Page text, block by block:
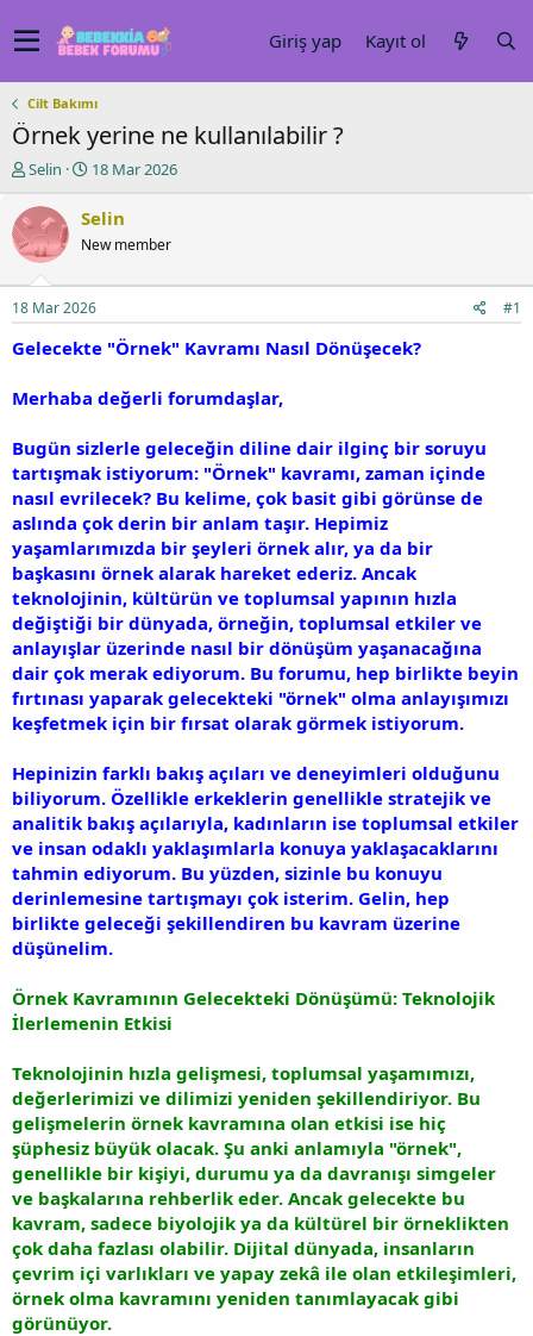
Giriş yap Kayıt ol
Cilt Bakımı
Örnek yerine ne kullanılabilir ?
K
n
u
y
a
l
t
n
Selin
B
ş
l
a
ı
t
r
h
i
18 Mar 2026
Selin
New member
18 Mar 2026 #1
Gelecekte "Örnek" Kavramı Nasıl Dönüşecek?
Merhaba değerli forumdaşlar,
Bugün sizlerle geleceğin diline dair ilginç bir soruyu
tartışmak istiyorum: "Örnek" kavramı, zaman içinde
nasıl evrilecek? Bu kelime, çok basit gibi görünse de
aslında çok derin bir anlam taşır. Hepimiz
yaşamlarımızda bir şeyleri örnek alır, ya da bir
başkasını örnek alarak hareket ederiz. Ancak
teknolojinin, kültürün ve toplumsal yapının hızla
değiştiği bir dünyada, örneğin, toplumsal etkiler ve
anlayışlar üzerinde nasıl bir dönüşüm yaşanacağına
dair çok merak ediyorum. Bu forumu, hep birlikte beyin
fırtınası yaparak gelecekteki "örnek" olma anlayışımızı
keşfetmek için bir fırsat olarak görmek istiyorum.
Hepinizin farklı bakış açıları ve deneyimleri olduğunu
biliyorum. Özellikle erkeklerin genellikle stratejik ve
analitik bakış açılarıyla, kadınların ise toplumsal etkiler
ve insan odaklı yaklaşımlarla konuya yaklaşacaklarını
tahmin ediyorum. Bu yüzden, sizinle bu konuyu
derinlemesine tartışmayı çok isterim. Gelin, hep
birlikte geleceği şekillendiren bu kavram üzerine
düşünelim.
Örnek Kavramının Gelecekteki Dönüşümü: Teknolojik
İlerlemenin Etkisi
Teknolojinin hızla gelişmesi, toplumsal yaşamımızı,
değerlerimizi ve dilimizi yeniden şekillendiriyor. Bu
gelişmelerin örnek kavramına olan etkisi ise hiç
şüphesiz büyük olacak. Şu anki anlamıyla "örnek",
genellikle bir kişiyi, durumu ya da davranışı simgeler
ve başkalarına rehberlik eder. Ancak gelecekte bu
kavram, sadece biyolojik ya da kültürel bir örneklikten
çok daha fazlası olabilir. Dijital dünyada, insanların
çevrim içi varlıkları ve yapay zekâ ile olan etkileşimleri,
örnek olma kavramını yeniden tanımlayacak gibi
görünüyor.